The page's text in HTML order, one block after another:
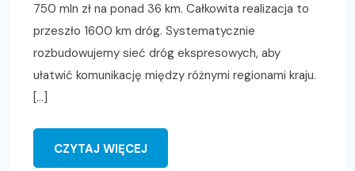
750 mln zł na ponad 36 km. Całkowita realizacja to
przeszło 1600 km dróg. Systematycznie
rozbudowujemy sieć dróg ekspresowych, aby
ułatwić komunikację między różnymi regionami kraju.
[…]
CZYTAJ WIĘCEJ